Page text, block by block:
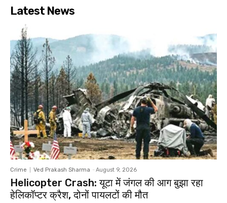
Latest News
Crime Ved Prakash Sharma - August 9, 2026
Helicopter Crash: यूटा में जंगल की आग बुझा रहा
हेलिकॉप्टर क्रैश, दोनों पायलटों की मौत